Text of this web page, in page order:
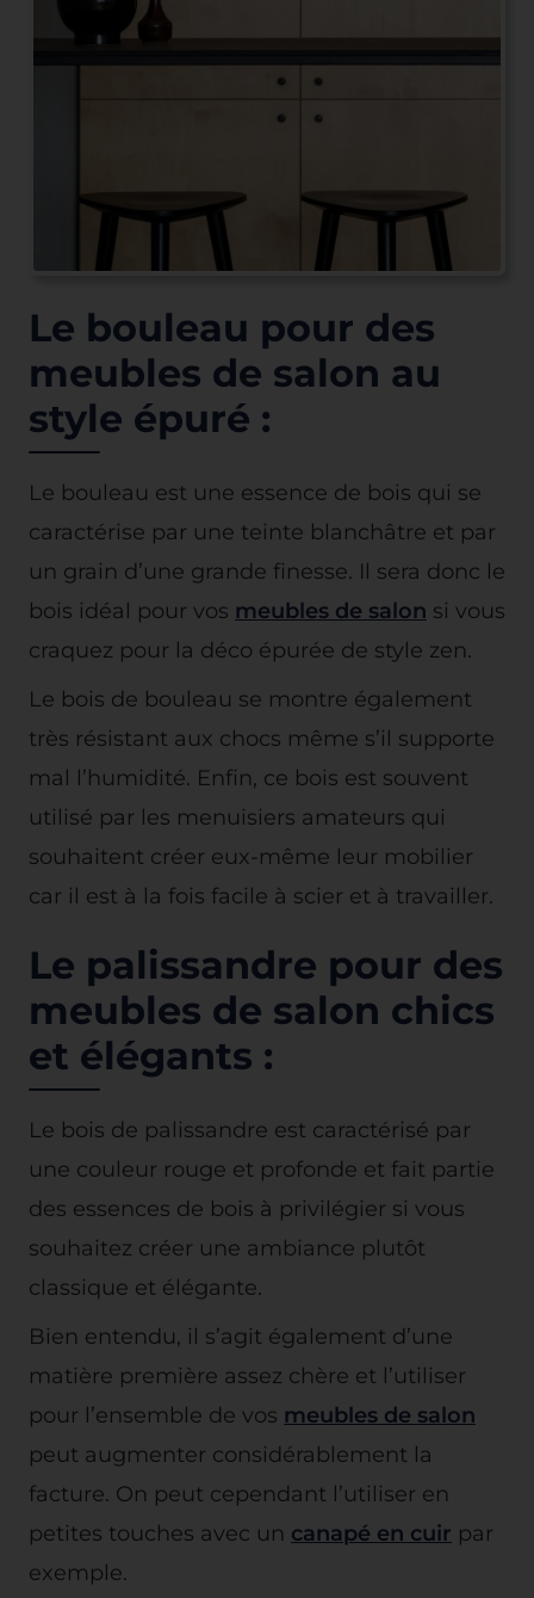
Le bouleau pour des
meubles de salon au
style épuré :
Le bouleau est une essence de bois qui se
caractérise par une teinte blanchâtre et par
un grain d’une grande finesse. Il sera donc le
bois idéal pour vos meubles de salon si vous
craquez pour la déco épurée de style zen.
Le bois de bouleau se montre également
très résistant aux chocs même s’il supporte
mal l’humidité. Enfin, ce bois est souvent
utilisé par les menuisiers amateurs qui
souhaitent créer eux-même leur mobilier
car il est à la fois facile à scier et à travailler.
Le palissandre pour des
meubles de salon chics
et élégants :
Le bois de palissandre est caractérisé par
une couleur rouge et profonde et fait partie
des essences de bois à privilégier si vous
souhaitez créer une ambiance plutôt
classique et élégante.
Bien entendu, il s’agit également d’une
matière première assez chère et l’utiliser
pour l’ensemble de vos meubles de salon
peut augmenter considérablement la
facture. On peut cependant l’utiliser en
petites touches avec un canapé en cuir par
exemple.